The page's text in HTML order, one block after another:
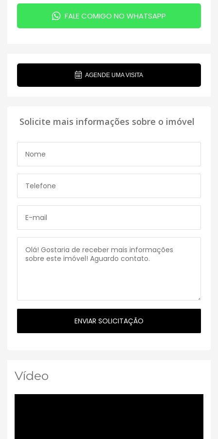
FALE COMIGO NO WHATSAPP
AGENDE UMA VISITA
Solicite mais informações sobre o imóvel
Vídeo